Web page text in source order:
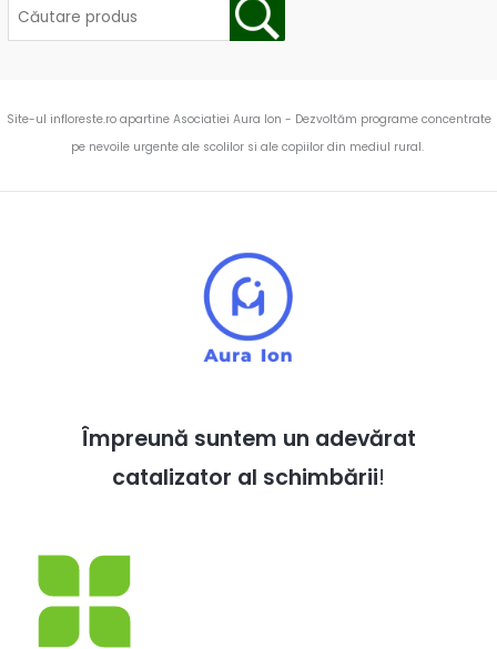
Site-ul infloreste.ro apartine Asociatiei Aura Ion - Dezvoltăm programe concentrate
pe nevoile urgente ale scolilor si ale copiilor din mediul rural.
Împreună suntem un adevărat
catalizator al schimbării!